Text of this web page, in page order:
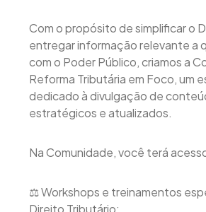
Com o propósito de simplificar o
entregar informação relevante a
com o Poder Público, criamos a
Reforma Tributária em Foco, um
dedicado à divulgação de
estratégicos e atualizados.
Na Comunidade, você terá
⚖️ Workshops e treinamentos
Direito Tributário;